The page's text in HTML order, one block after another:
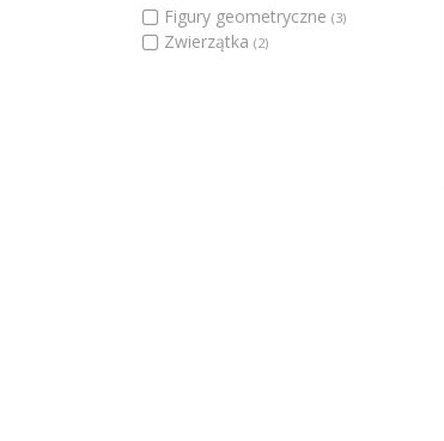
Figury geometryczne (3)
Zwierzątka (2)